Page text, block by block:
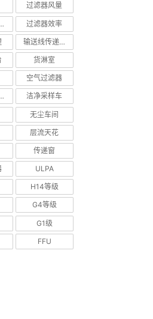
过滤器风量
换周期 过滤器效率
输送线传递窗
货淋室
空气过滤器
滤器 洁净采样车
无尘车间
层流天花
传递窗
ULPA
H14等级
G4等级
G1级
FFU